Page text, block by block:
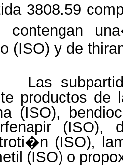
3808.59
contengan
(ISO) y de
Las
productos de
(ISO),
(ISO),
(ISO),
(ISO) o